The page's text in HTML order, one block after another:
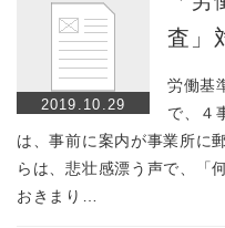
2019.10.29
査」
労働基
で、４
は、事前に案内が事業所に
らは、悲壮感漂う声で、「
おきまり…